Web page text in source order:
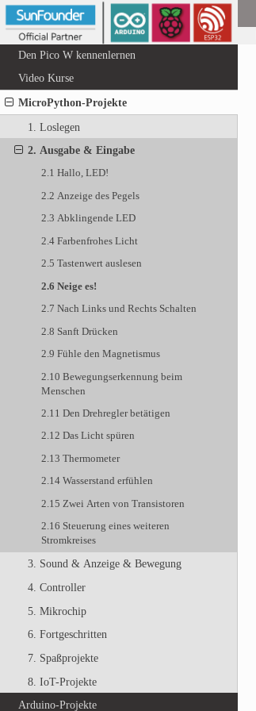
Über dieses Kit
Den Pico W kennenlernen
Video Kurse
MicroPython-Projekte
1. Loslegen
2. Ausgabe & Eingabe
2.1 Hallo, LED!
2.2 Anzeige des Pegels
2.3 Abklingende LED
2.4 Farbenfrohes Licht
2.5 Tastenwert auslesen
2.6 Neige es!
2.7 Nach Links und Rechts Schalten
2.8 Sanft Drücken
2.9 Fühle den Magnetismus
2.10 Bewegungserkennung beim
Menschen
2.11 Den Drehregler betätigen
2.12 Das Licht spüren
2.13 Thermometer
2.14 Wasserstand erfühlen
2.15 Zwei Arten von Transistoren
2.16 Steuerung eines weiteren
Stromkreises
3. Sound & Anzeige & Bewegung
4. Controller
5. Mikrochip
6. Fortgeschritten
7. Spaßprojekte
8. IoT-Projekte
Arduino-Projekte